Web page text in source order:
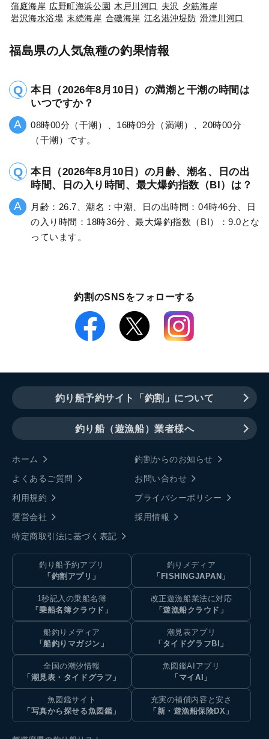
蒲庭海岸 広野町海浜公園 木戸川河口 夫沢
夕筋海岸
岩沢海水浴場 末続海岸 合磯海岸 江名港沖堤防 滑津川河口
福島県の人気魚種の釣果情報
本日（2026年8月10日）の満潮と干潮の時間は
いつですか？
08時00分（干潮）、16時09分（満潮）、20時00分
（干潮）です。
本日（2026年8月10日）の月齢、潮名、日の出
時間、日の入り時間、最大爆釣指数（BI）は？
月齢：26.7、潮名：中潮、日の出時間：04時46分、日
の入り時間：18時36分、最大爆釣指数（BI）：9.0とな
っています。
釣割のSNSをフォローする
釣り船予約サイト「釣割」について
釣り船（遊漁船）業者様へ
ホーム
釣割からのお知らせ
よくあるご質問
お問い合わせ
利用規約
プライバシーポリシー
運営会社
採用情報
特定商取引法に基づく表記
釣り船予約アプリ
「釣割アプリ」
釣りメディア
「FISHINGJAPAN」
1秒記入の乗船名簿
「乗船名簿クラウド」
改正遊漁船業法に対応
「遊漁船クラウド」
船釣りメディア
「船釣りマガジン」
潮見表アプリ
「タイドグラフBI」
全国の潮汐情報
「潮見表・タイドグラフ」
魚図鑑AIアプリ
「マイAI」
魚図鑑サイト
「写真から探せる魚図鑑」
充実の補償内容と安さ
「新・遊漁船保険DX」